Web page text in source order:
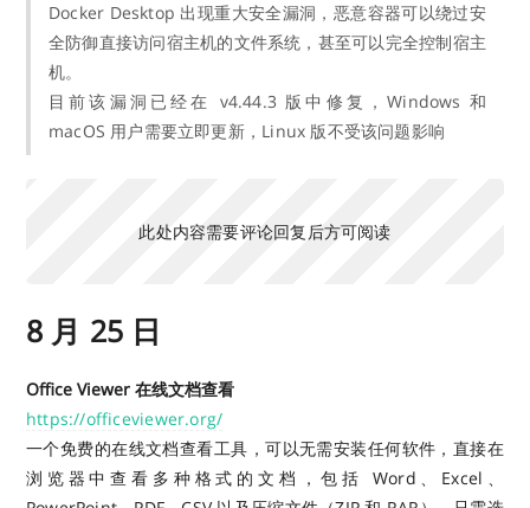
Docker Desktop 出现重大安全漏洞，恶意容器可以绕过安
全防御直接访问宿主机的文件系统，甚至可以完全控制宿主
机。
目前该漏洞已经在 v4.44.3 版中修复，Windows 和
macOS 用户需要立即更新，Linux 版不受该问题影响
此处内容需要评论回复后方可阅读
8 月 25 日
Office Viewer 在线文档查看
https://officeviewer.org/
一个免费的在线文档查看工具，可以无需安装任何软件，直接在
浏览器中查看多种格式的文档，包括 Word、Excel、